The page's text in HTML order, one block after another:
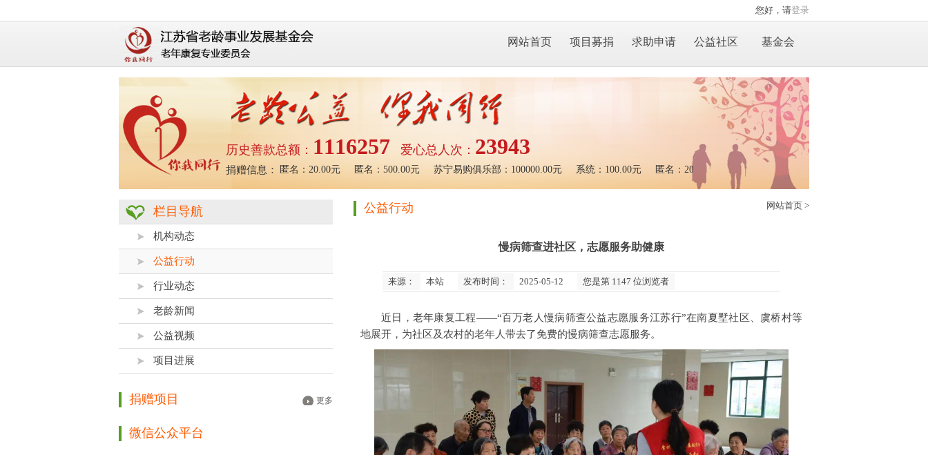
您好，请登录
网站首页 项目募捐 求助申请 公益社区 基金会
历史善款总额： 1116257 爱心总人次： 23943
捐赠信息：
苏宁易购俱乐部：100000.00元 系统：100.00元 匿名：20.00元 匿名：500.00元 苏宁易购俱乐部：100000.00元 系统：100.00元 匿名：20.00元 匿名：500.00元
栏目导航
机构动态
公益行动
行业动态
老龄新闻
公益视频
项目进展
更多
捐赠项目
微信公众平台
网站首页 >
公益行动
慢病筛查进社区，志愿服务助健康
来源： 本站 发布时间： 2025-05-12 您是第 1147 位浏览者
近日，老年康复工程——“百万老人慢病筛查公益志愿服务江苏行”在南夏墅社区、虞桥村等
地展开，为社区及农村的老年人带去了免费的慢病筛查志愿服务。